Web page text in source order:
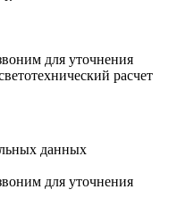
для уточнения
расчет
данных
для уточнения